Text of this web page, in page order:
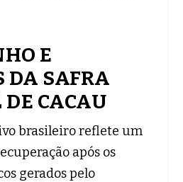
E
DA SAFRA
CACAU
brasileiro reflete um
após os
gerados pelo